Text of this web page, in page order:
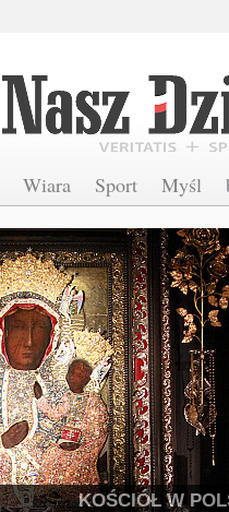
Wiara Sport Myśl